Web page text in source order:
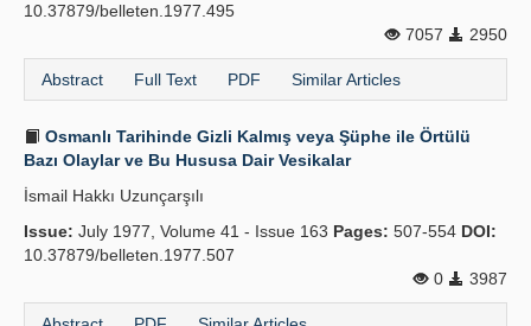
10.37879/belleten.1977.495
7057
2950
Abstract Full Text PDF Similar Articles
Osmanlı Tarihinde Gizli Kalmış veya Şüphe ile Örtülü
Bazı Olaylar ve Bu Hususa Dair Vesikalar
İsmail Hakkı Uzunçarşılı
Issue: July 1977, Volume 41 - Issue 163 Pages: 507-554 DOI:
10.37879/belleten.1977.507
0
3987